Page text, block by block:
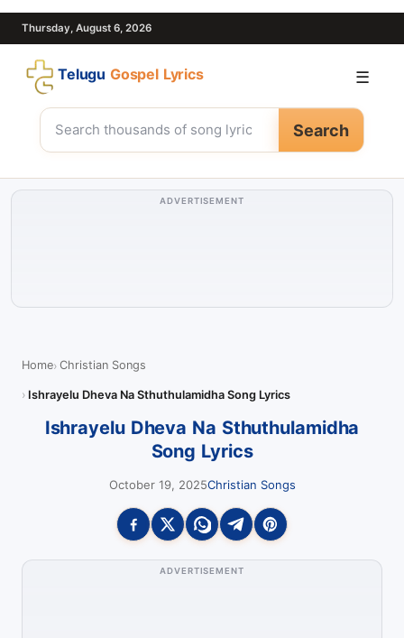
Thursday, August 6, 2026
Telugu Gospel Lyrics
Search
☰
ADVERTISEMENT
Home Christian Songs
Ishrayelu Dheva Na Sthuthulamidha Song Lyrics
Ishrayelu Dheva Na Sthuthulamidha
Song Lyrics
October 19, 2025Christian Songs
ADVERTISEMENT